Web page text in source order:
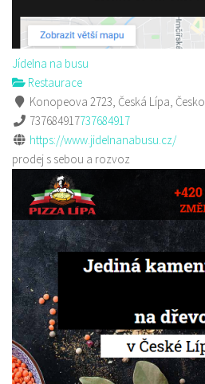
Jídelna na busu
Restaurace
Konopeova 2723, Česká Lípa, Česko
737684917737684917
https://www.jidelnanabusu.cz/
prodej s sebou a rozvoz